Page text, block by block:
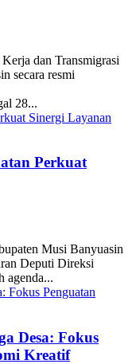
dan Transmigrasi
secara resmi
28...
Perkuat
Musi Banyuasin
Deputi Direksi
agenda...
Desa: Fokus
Kreatif